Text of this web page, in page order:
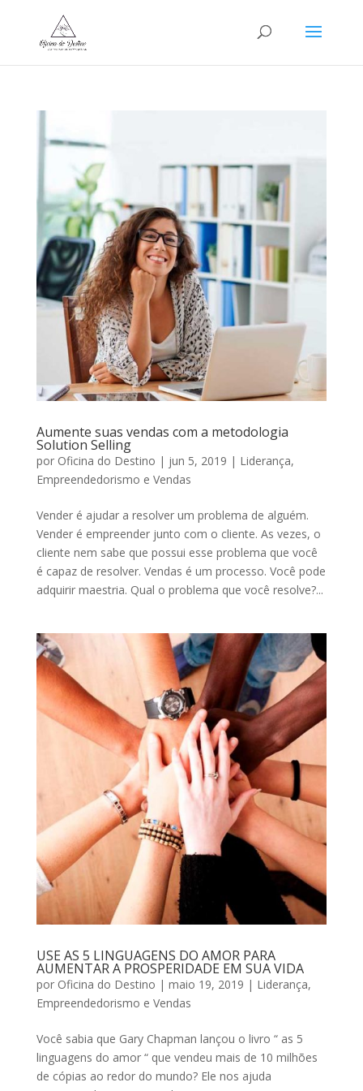
Aumente suas vendas com a metodologia
Solution Selling
por Oficina do Destino | jun 5, 2019 | Liderança,
Empreendedorismo e Vendas
Vender é ajudar a resolver um problema de alguém.
Vender é empreender junto com o cliente. As vezes, o
cliente nem sabe que possui esse problema que você
é capaz de resolver. Vendas é um processo. Você pode
adquirir maestria. Qual o problema que você resolve?...
USE AS 5 LINGUAGENS DO AMOR PARA
AUMENTAR A PROSPERIDADE EM SUA VIDA
por Oficina do Destino | maio 19, 2019 | Liderança,
Empreendedorismo e Vendas
Você sabia que Gary Chapman lançou o livro “ as 5
linguagens do amor “ que vendeu mais de 10 milhões
de cópias ao redor do mundo? Ele nos ajuda